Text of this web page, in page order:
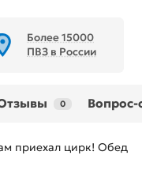
Более 15000
ПВЗ в России
0 Вопрос-
приехал цирк! Обед